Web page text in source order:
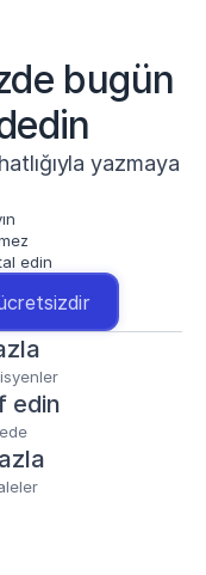
bugün
yazmaya
edin
edin